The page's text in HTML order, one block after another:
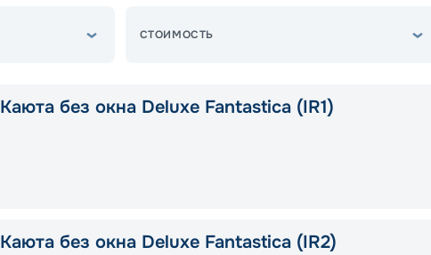
СТОИМОСТЬ
Каюта без окна Deluxe Fantastica (IR1)
Каюта без окна Deluxe Fantastica (IR2)